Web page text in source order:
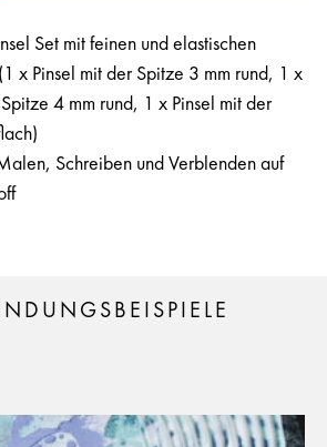
Set mit feinen und elastischen
x Pinsel mit der Spitze 3 mm rund, 1 x
4 mm rund, 1 x Pinsel mit der
Schreiben und Verblenden auf